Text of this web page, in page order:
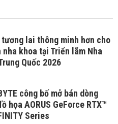
tương lai thông minh hơn cho
nha khoa tại Triển lãm Nha
Quốc 2026
công bố mở bán dòng
họa AORUS GeForce RTX™
Series